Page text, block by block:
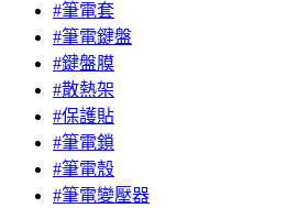
#筆電套
#筆電鍵盤
#鍵盤膜
#散熱架
#保護貼
#筆電鎖
#筆電殼
#筆電變壓器